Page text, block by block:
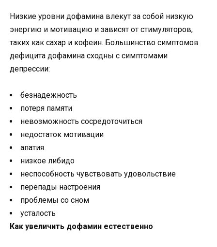
Низкие уровни дофамина влекут за собой низкую
энергию и мотивацию и зависят от стимуляторов,
таких как сахар и кофеин. Большинство симптомов
дефицита дофамина сходны с симптомами
депрессии:
безнадежность
потеря памяти
невозможность сосредоточиться
недостаток мотивации
апатия
низкое либидо
неспособность чувствовать удовольствие
перепады настроения
проблемы со сном
усталость
Как увеличить дофамин естественно